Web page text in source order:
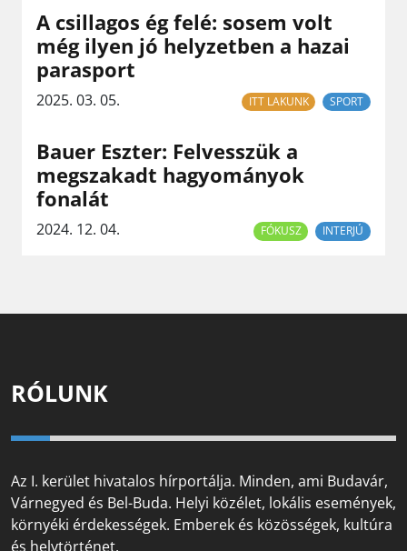
A csillagos ég felé: sosem volt
még ilyen jó helyzetben a hazai
parasport
2025. 03. 05. ITT LAKUNK SPORT
Bauer Eszter: Felvesszük a
megszakadt hagyományok
fonalát
2024. 12. 04. FÓKUSZ INTERJÚ
RÓLUNK
Az I. kerület hivatalos hírportálja. Minden, ami Budavár,
Várnegyed és Bel-Buda. Helyi közélet, lokális események,
környéki érdekességek. Emberek és közösségek, kultúra
és helytörténet.